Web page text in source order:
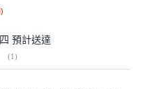
)
預計送達
(1)